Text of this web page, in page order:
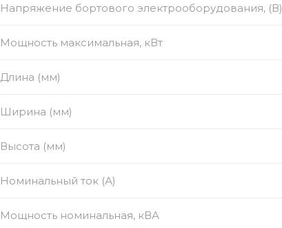
Напряжение бортового электрооборудования, (В)
Мощность максимальная, кВт
Длина (мм)
Ширина (мм)
Высота (мм)
Номинальный ток (А)
Мощность номинальная, кВА